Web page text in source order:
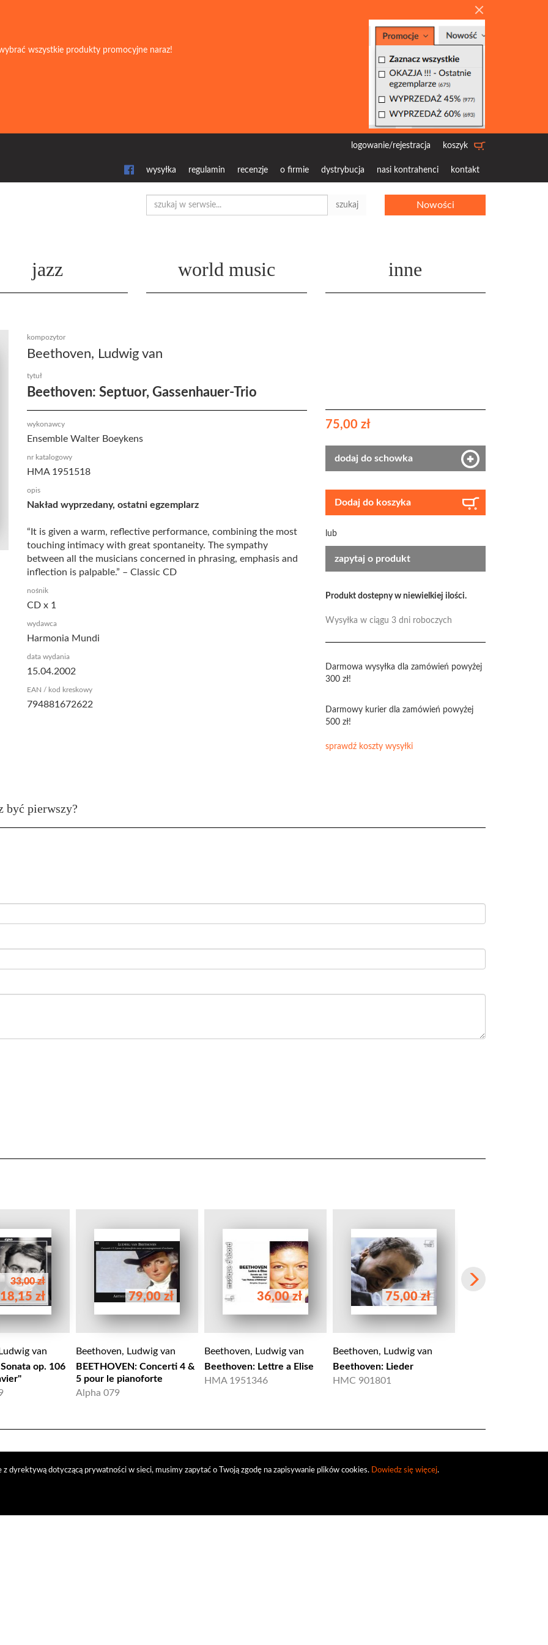
wszystkie produkty promocyjne naraz!
z dyrektywą dotyczącą prywatności w sieci, musimy zapytać o Twoją zgodę na zapisywanie plików cookies. Dowiedz się więcej.
koszyk
logowanie/rejestracja
wysyłka regulamin recenzje o firmie dystrybucja nasi kontrahenci kontakt
szukaj Nowości
jazz world music inne
kompozytor
Beethoven, Ludwig van
tytuł
Beethoven: Septuor, Gassenhauer-Trio
wykonawcy
Ensemble Walter Boeykens
nr katalogowy
HMA 1951518
opis
Nakład wyprzedany, ostatni egzemplarz
“It is given a warm, reflective performance, combining the most
touching intimacy with great spontaneity. The sympathy
between all the musicians concerned in phrasing, emphasis and
inflection is palpable.” – Classic CD
nośnik
CD x 1
wydawca
Harmonia Mundi
data wydania
15.04.2002
EAN / kod kreskowy
794881672622
75,00 zł
dodaj do schowka
Dodaj do koszyka
lub
zapytaj o produkt
Produkt dostepny w niewielkiej ilości.
Wysyłka w ciągu 3 dni roboczych
Darmowa wysyłka dla zamówień powyżej
300 zł!
Darmowy kurier dla zamówień powyżej
500 zł!
sprawdź koszty wysyłki
być pierwszy?
33,00 zł
18,15 zł
van
op. 106
79,00 zł
Beethoven, Ludwig van
BEETHOVEN: Concerti 4 &
5 pour le pianoforte
Alpha 079
36,00 zł
Beethoven, Ludwig van
Beethoven: Lettre a Elise
HMA 1951346
75,00 zł
Beethoven, Ludwig van
Beethoven: Lieder
HMC 901801